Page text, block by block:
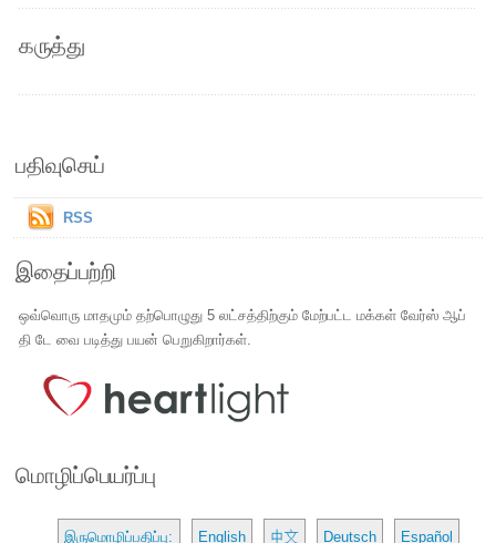
கருத்து
பதிவுசெய்
RSS
இதைப்பற்றி
ஒவ்வொரு மாதமும் தற்பொழுது 5 லட்சத்திற்கும் மேற்பட்ட மக்கள் வேர்ஸ் ஆப்
தி டே வை படித்து பயன் பெறுகிறார்கள்.
மொழிப்பெயர்ப்பு
இருமொழிப்பதிப்பு: English 中文 Deutsch Español